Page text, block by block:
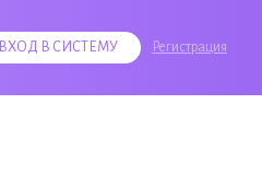
ВХОД В СИСТЕМУ Регистрация